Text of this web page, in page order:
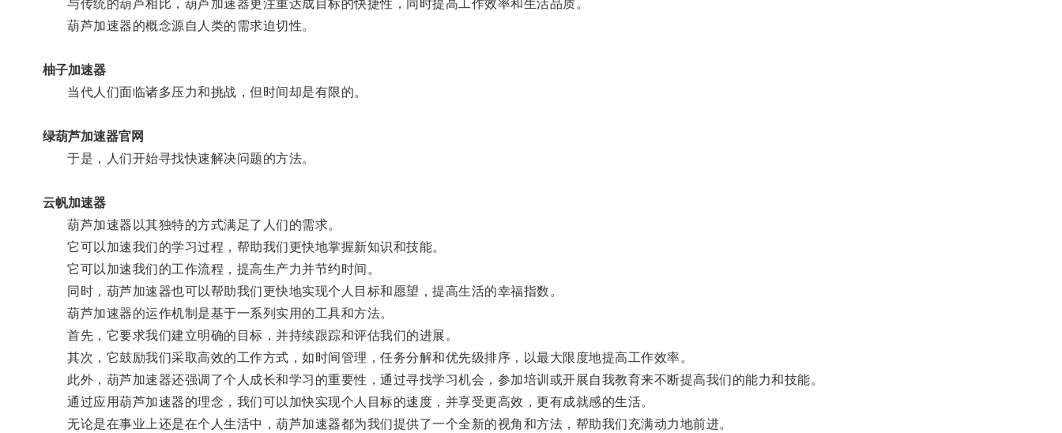
与传统的葫芦相比，葫芦加速器更注重达成目标的快捷性，同时提高工作效率和生活品质。
葫芦加速器的概念源自人类的需求迫切性。
柚子加速器
当代人们面临诸多压力和挑战，但时间却是有限的。
绿葫芦加速器官网
于是，人们开始寻找快速解决问题的方法。
云帆加速器
葫芦加速器以其独特的方式满足了人们的需求。
它可以加速我们的学习过程，帮助我们更快地掌握新知识和技能。
它可以加速我们的工作流程，提高生产力并节约时间。
同时，葫芦加速器也可以帮助我们更快地实现个人目标和愿望，提高生活的幸福指数。
葫芦加速器的运作机制是基于一系列实用的工具和方法。
首先，它要求我们建立明确的目标，并持续跟踪和评估我们的进展。
其次，它鼓励我们采取高效的工作方式，如时间管理，任务分解和优先级排序，以最大限度地提高工作效率。
此外，葫芦加速器还强调了个人成长和学习的重要性，通过寻找学习机会，参加培训或开展自我教育来不断提高我们的能力和技能。
通过应用葫芦加速器的理念，我们可以加快实现个人目标的速度，并享受更高效，更有成就感的生活。
无论是在事业上还是在个人生活中，葫芦加速器都为我们提供了一个全新的视角和方法，帮助我们充满动力地前进。